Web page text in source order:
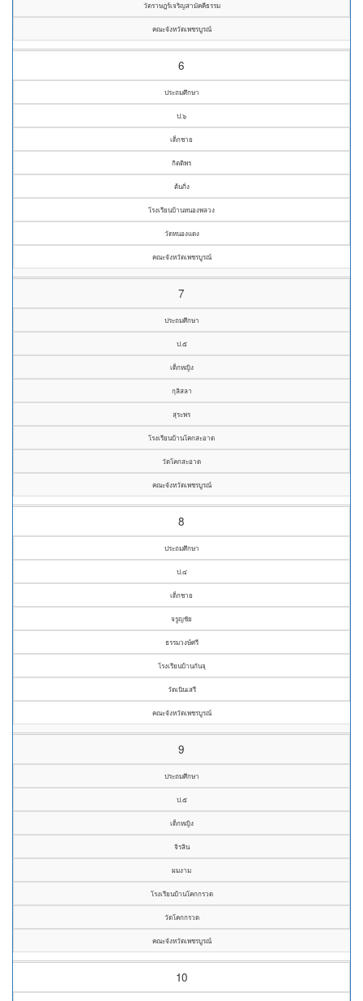
วัดราษฎร์เจริญสามัคคีธรรม
คณะจังหวัดเพชรบูรณ์
6
ประถมศึกษา
ป.๖
เด็กชาย
กิตติพร
ต้นกิ่ง
โรงเรียนบ้านหนองพลวง
วัดหนองแดง
คณะจังหวัดเพชรบูรณ์
7
ประถมศึกษา
ป.๕
เด็กหญิง
กุลิสลา
สุระพร
โรงเรียนบ้านโคกสะอาด
วัดโคกสะอาด
คณะจังหวัดเพชรบูรณ์
8
ประถมศึกษา
ป.๔
เด็กชาย
จรูญชัย
ธรรมวงษ์ศรี
โรงเรียนบ้านกันจุ
วัดเนินเสรี
คณะจังหวัดเพชรบูรณ์
9
ประถมศึกษา
ป.๕
เด็กหญิง
จิรลิน
ผมงาม
โรงเรียนบ้านโคกกรวด
วัดโคกกรวด
คณะจังหวัดเพชรบูรณ์
10